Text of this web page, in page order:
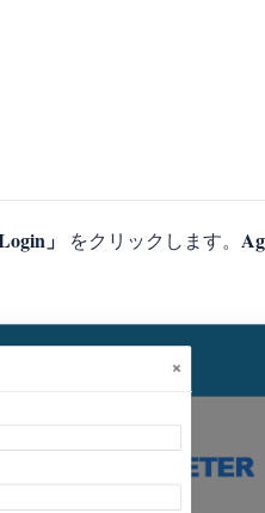
」 をクリックします。